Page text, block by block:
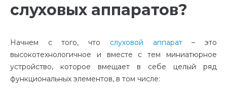
слуховых аппаратов?
Начнем с того, что слуховой аппарат– это
высокотехнологичное и вместе с тем миниатюрное
устройство, которое вмещает в себе целый ряд
функциональных элементов, в том числе: